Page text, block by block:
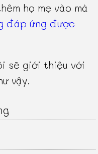
họ mẹ vào mà
đáp ứng được
sẽ giới thiệu với
vậy.